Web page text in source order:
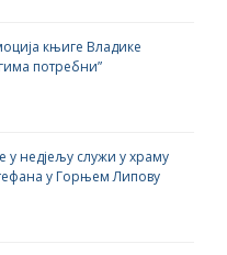
књиге Владике
потребни”
у недјељу служи у храму
у Горњем Липову